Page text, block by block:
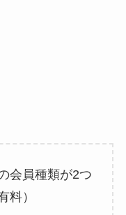
会員種類が2つ
料）